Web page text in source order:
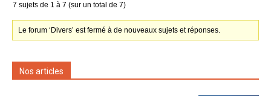
7 sujets de 1 à 7 (sur un total de 7)
Le forum ‘Divers’ est fermé à de nouveaux sujets et réponses.
Nos articles